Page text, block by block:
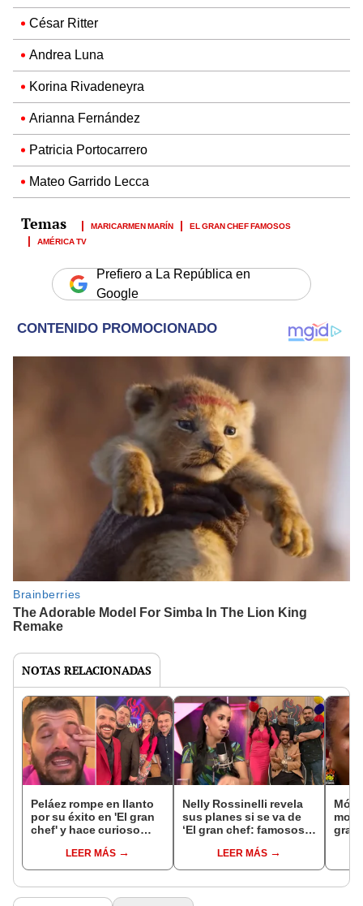
César Ritter
Andrea Luna
Korina Rivadeneyra
Arianna Fernández
Patricia Portocarrero
Mateo Garrido Lecca
MARICARMEN MARÍN
EL GRAN CHEF FAMOSOS
AMÉRICA TV
Prefiero a La República en
Google
NOTAS RELACIONADAS
Peláez rompe en llanto
por su éxito en 'El gran
chef' y hace curioso
LEER MÁS
Nelly Rossinelli revela
sus planes si se va de
‘El gran chef: famosos’:
LEER MÁS
gran